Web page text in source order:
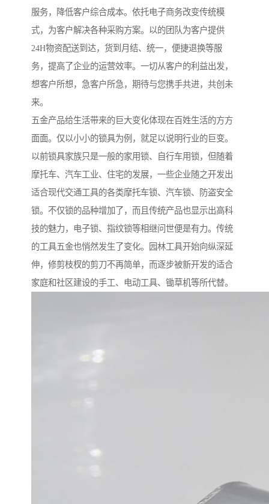
服务，降低客户综合成本。依托电子商务改变传统模
式，为客户解决各种采购方案。以的团队为客户提供
24H物资配送到达，货到月结、统一，便捷退换等服
务，提高了企业的运营效率。一切从客户的利益出发，
想客户所想，急客户所急，期待与您携手共进，共创未
来。
五金产品给生活带来的巨大变化体现在百姓生活的方方
面面。仅以小小的锁具为例，就足以说明行业的巨变。
以前锁具家族只是一般的家用锁、自行车用锁，但随着
摩托车、汽车工业、住宅的发展，一些企业随之开发出
适合现代交通工具的各类摩托车锁、汽车锁、防盗安全
锁。不仅锁的品种增加了，而且传统产品也显示出高科
技的魅力，电子锁、指纹锁等相继问世便是有力。传统
的工具五金也悄然发生了变化。园林工具开始向纵深延
伸，修剪枝杈的剪刀不再简单，而逐步被新开发的适合
家庭和社区建设的手工、电动工具、锄草机等所代替。